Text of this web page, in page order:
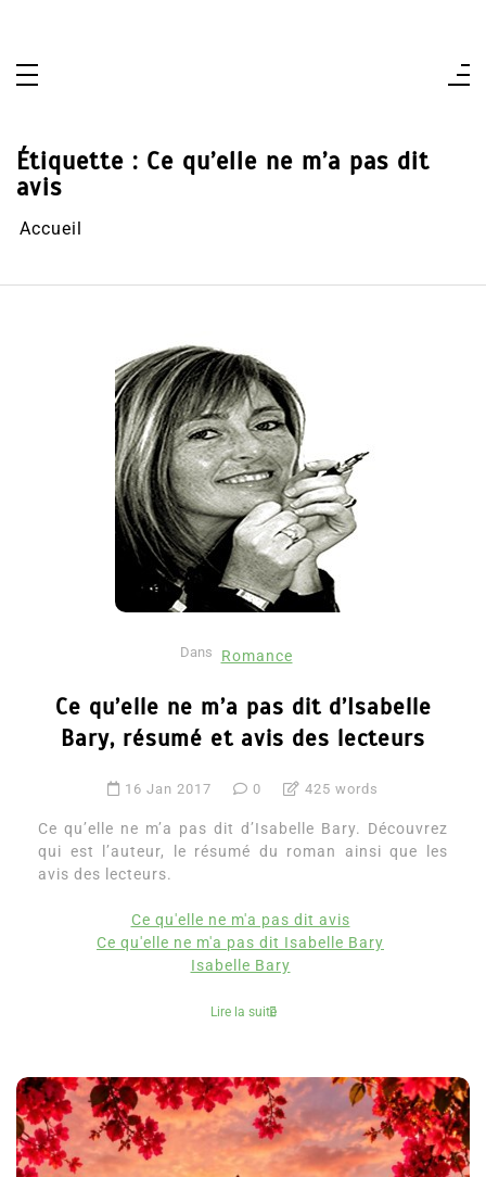
Étiquette : Ce qu’elle ne m’a pas dit
avis
Accueil
Dans Romance
Ce qu’elle ne m’a pas dit d’Isabelle
Bary, résumé et avis des lecteurs
16 Jan 2017 0 425 words
Ce qu’elle ne m’a pas dit d’Isabelle Bary. Découvrez
qui est l’auteur, le résumé du roman ainsi que les
avis des lecteurs.
Ce qu'elle ne m'a pas dit avis
Ce qu'elle ne m'a pas dit Isabelle Bary
Isabelle Bary
Lire la suite